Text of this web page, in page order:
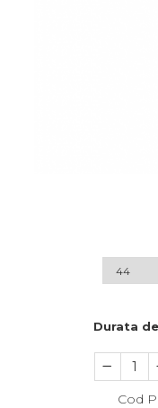
Durata
Cod